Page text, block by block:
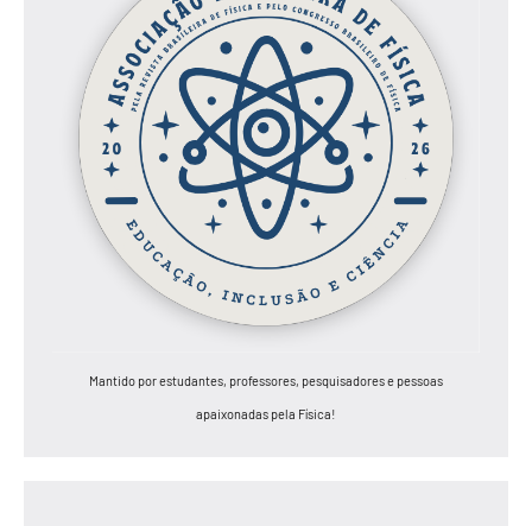
Mantido por estudantes, professores, pesquisadores e pessoas
apaixonadas pela Física!